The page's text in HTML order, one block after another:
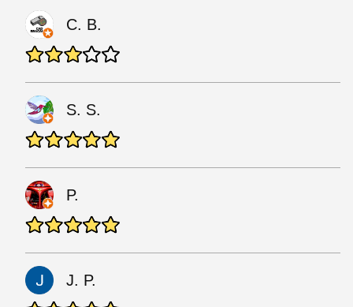
C. B.
S. S.
P.
J. P.